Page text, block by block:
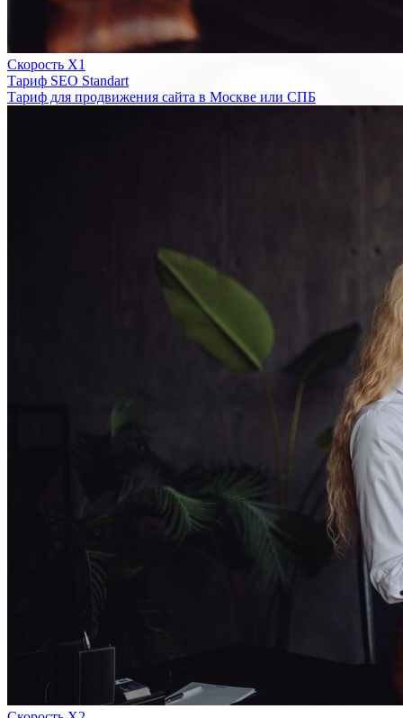
Скорость Х1
Тариф SEO Standart
Тариф для продвижения сайта в Москве или СПБ